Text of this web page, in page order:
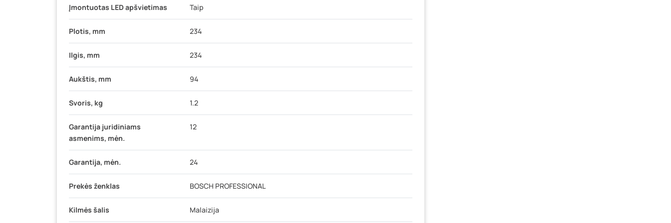
Įmontuotas LED apšvietimas Taip
Plotis, mm 234
Ilgis, mm 234
Aukštis, mm 94
Svoris, kg 1.2
Garantija juridiniams
asmenims, mėn.
12
Garantija, mėn. 24
Prekės ženklas BOSCH PROFESSIONAL
Kilmės šalis Malaizija